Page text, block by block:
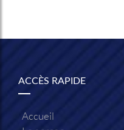
ACCÈS RAPIDE
Accueil